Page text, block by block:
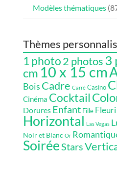
Modèles thématiques
Thèmes
1 photo2 photos3
cm 10 x 15 cm
Bois Cadre Carré Casino
Cinéma Cocktail
Dorures Enfant Fille Fleuri
Horizontal Las Vegas
Noir et Blanc Or
SoiréeStars